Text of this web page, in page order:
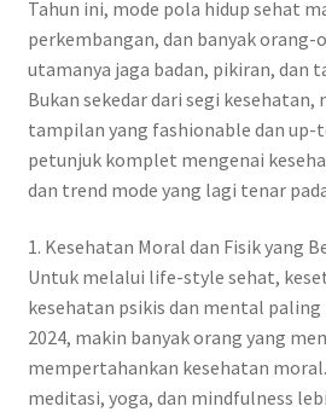
Tahun ini, mode pola hidup sehat
perkembangan, dan banyak orang-
utamanya jaga badan, pikiran, dan
Bukan sekedar dari segi kesehatan,
tampilan yang fashionable dan up-
petunjuk komplet mengenai
dan trend mode yang lagi tenar
1. Kesehatan Moral dan Fisik yang
Untuk melalui life-style sehat,
kesehatan psikis dan mental
2024, makin banyak orang yang
mempertahankan kesehatan
meditasi, yoga, dan mindfulness